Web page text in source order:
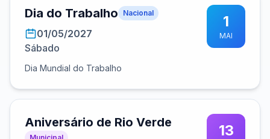
Dia do Trabalho Nacional
01/05/2027
Sábado
Dia Mundial do Trabalho
1
MAI
Aniversário de Rio Verde 13